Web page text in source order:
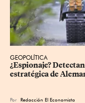
GEOPOLÍTICA
¿Espionaje?
estratégica de
Por Redacción El Economista